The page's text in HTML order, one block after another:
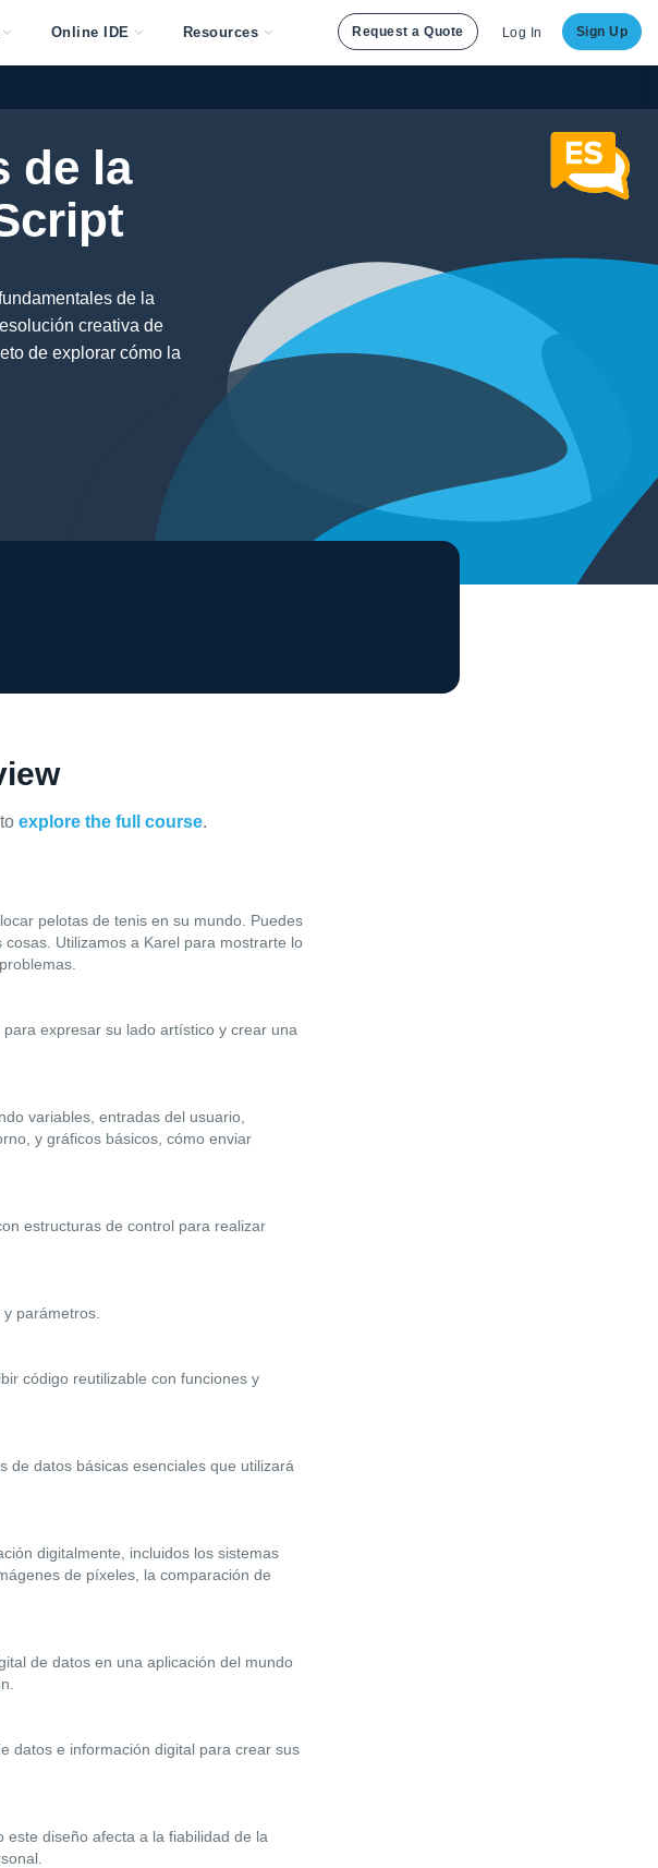
Online IDE Resources Request a Quote Log In Sign Up
de la
de la
creativa de
de explorar cómo la
explore the full course.
pelotas de tenis en su mundo. Puedes
Utilizamos a Karel para mostrarte lo
expresar su lado artístico y crear una
variables, entradas del usuario,
y gráficos básicos, cómo enviar
estructuras de control para realizar
parámetros.
código reutilizable con funciones y
de datos básicas esenciales que utilizará
digitalmente, incluidos los sistemas
de píxeles, la comparación de
de datos en una aplicación del mundo
datos e información digital para crear sus
diseño afecta a la fiabilidad de la